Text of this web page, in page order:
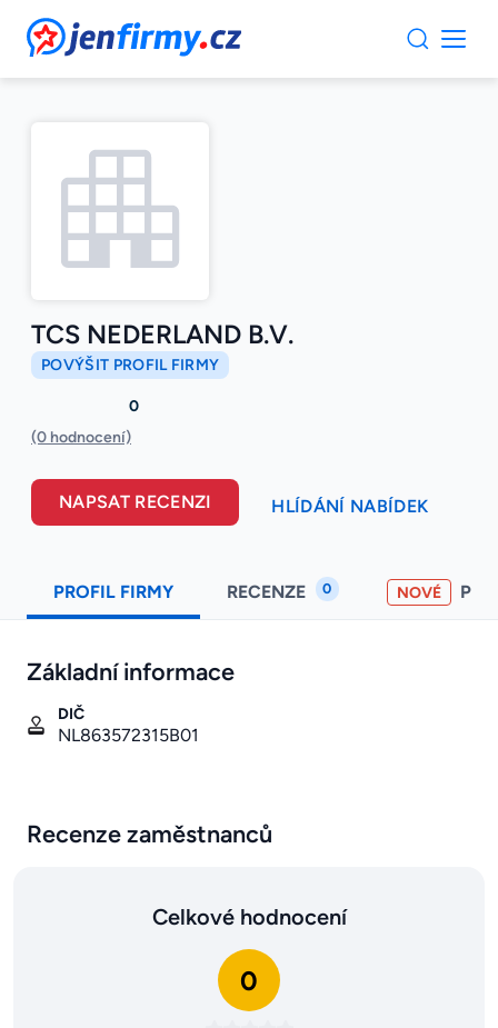
JenFirmy.cz
TCS NEDERLAND B.V.
POVÝŠIT PROFIL FIRMY
0
(0 hodnocení)
NAPSAT RECENZI HLÍDÁNÍ NABÍDEK
PROFIL FIRMY RECENZE 0 NOVÉ
Základní informace
DIČ
NL863572315B01
Recenze zaměstnanců
Celkové hodnocení
0